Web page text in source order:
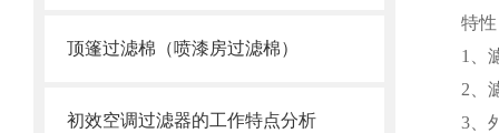
顶篷过滤棉（喷漆房过滤棉）
初效空调过滤器的工作特点分析
特
1、
2、
3、